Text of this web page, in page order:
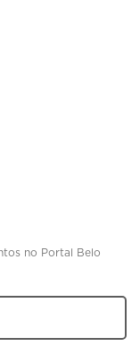
no Portal Belo